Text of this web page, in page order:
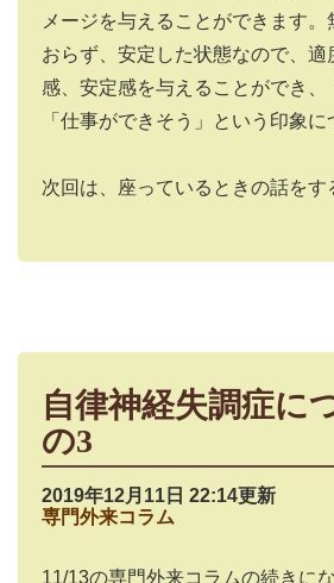
メージを与えることができます。
おらず、安定した状態なので、適
感、安定感を与えることができ、
「仕事ができそう」という印象に
次回は、座っているときの話をす
自律神経失調症
の3
2019年12月11日 22:14更新
専門外来コラム
11/13の専門外来コラムの続きに